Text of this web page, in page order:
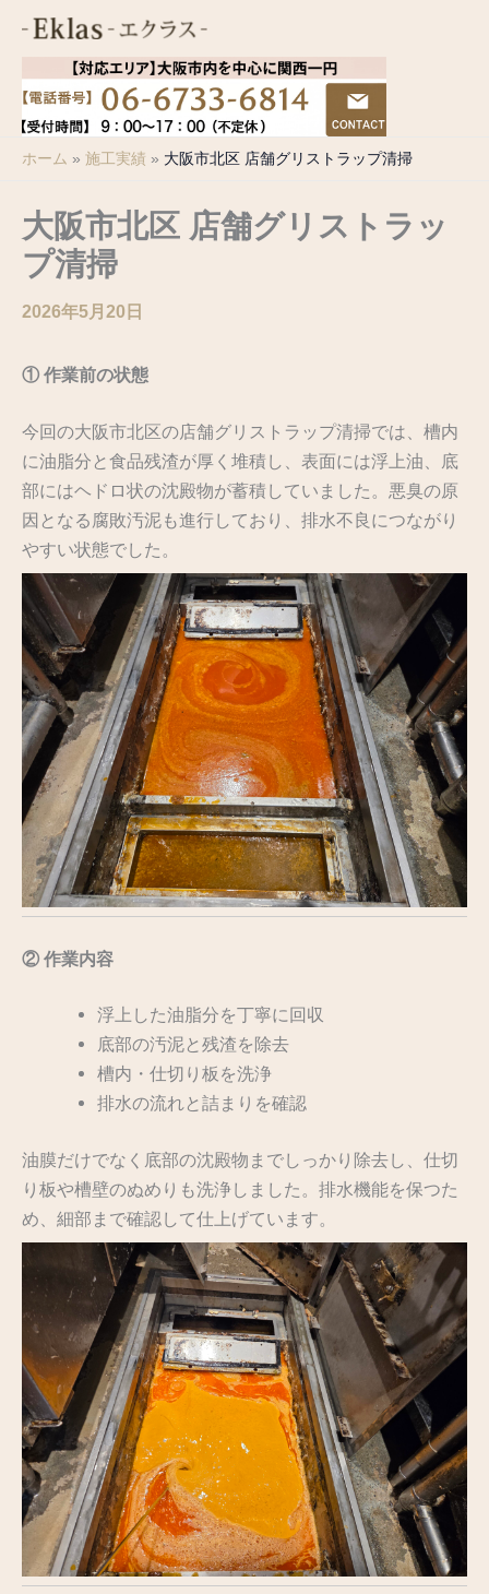
ホーム 施工実績 大阪市北区 店舗グリストラップ清掃
大阪市北区 店舗グリストラッ
プ清掃
2026年5月20日
① 作業前の状態
今回の大阪市北区の店舗グリストラップ清掃では、槽内
に油脂分と食品残渣が厚く堆積し、表面には浮上油、底
部にはヘドロ状の沈殿物が蓄積していました。悪臭の原
因となる腐敗汚泥も進行しており、排水不良につながり
やすい状態でした。
② 作業内容
浮上した油脂分を丁寧に回収
底部の汚泥と残渣を除去
槽内・仕切り板を洗浄
排水の流れと詰まりを確認
油膜だけでなく底部の沈殿物までしっかり除去し、仕切
り板や槽壁のぬめりも洗浄しました。排水機能を保つた
め、細部まで確認して仕上げています。